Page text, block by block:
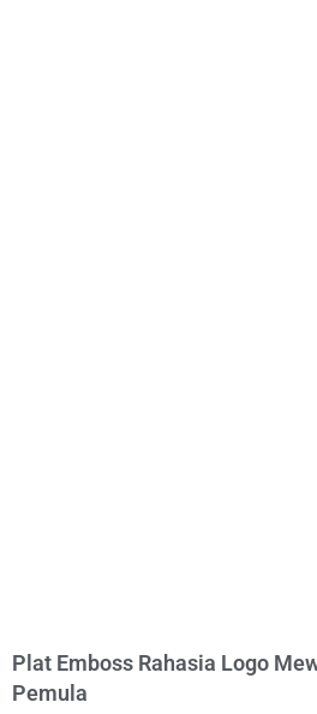
Plat Emboss Rahasia Logo
Pemula